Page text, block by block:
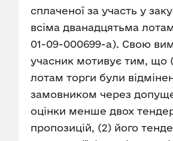
сплаченої за участь у
всіма дванадцятьма
01-09-000699-a). Свою
учасник мотивує тим, що
лотам торги були
замовником через
оцінки менше двох
пропозицій, (2) його